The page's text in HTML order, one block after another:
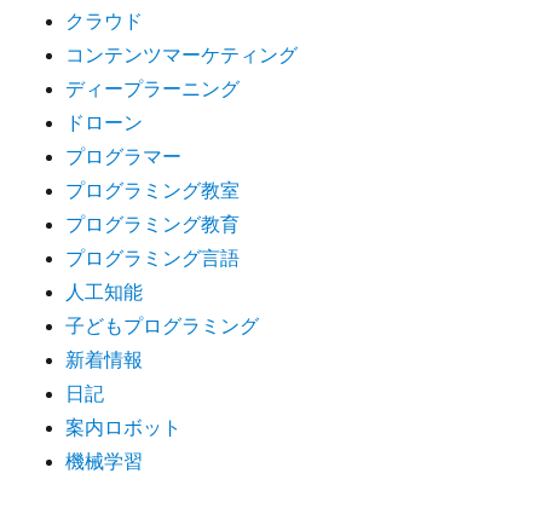
クラウド
コンテンツマーケティング
ディープラーニング
ドローン
プログラマー
プログラミング教室
プログラミング教育
プログラミング言語
人工知能
子どもプログラミング
新着情報
日記
案内ロボット
機械学習